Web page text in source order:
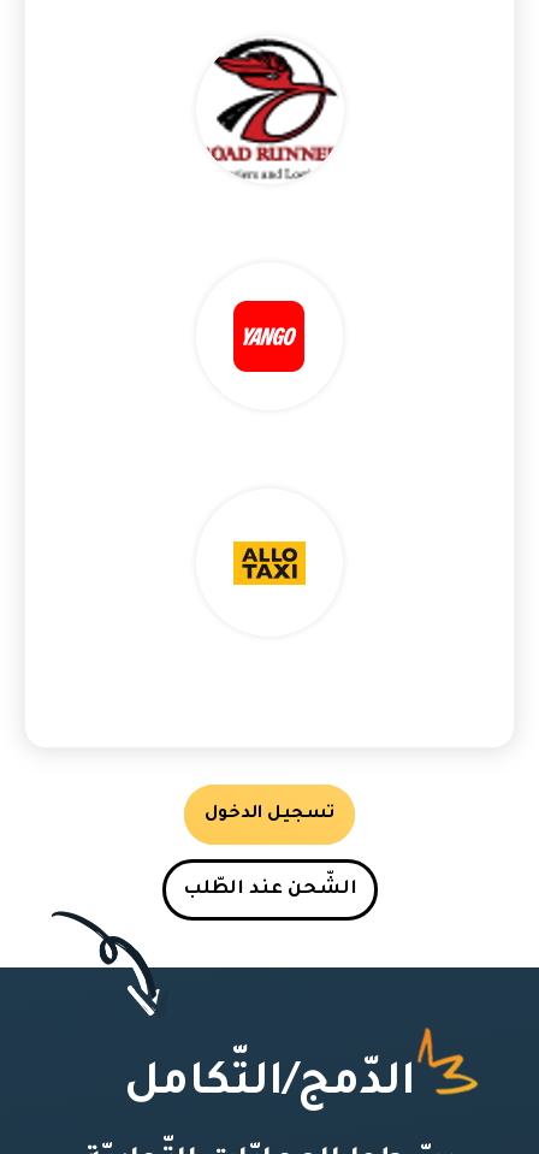
تسجيل الدخول
الشّحن عند الطّلب
الدّمج/التّكامل